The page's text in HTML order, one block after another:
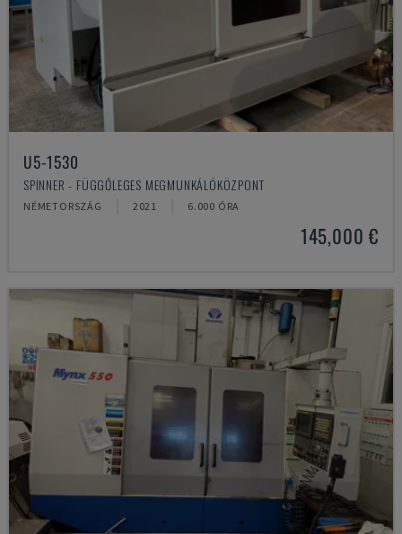
U5-1530
SPINNER - FÜGGŐLEGES MEGMUNKÁLÓKÖZPONT
NÉMETORSZÁG 2021 6.000 ÓRA
145,000 €